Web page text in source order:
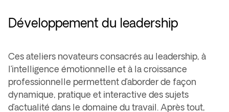
Développement du leadership
Ces ateliers novateurs consacrés au leadership, à
l’intelligence émotionnelle et à la croissance
professionnelle permettent d’aborder de façon
dynamique, pratique et interactive des sujets
d’actualité dans le domaine du travail. Après tout,